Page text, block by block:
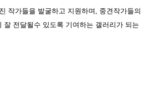
작가들을 발굴하고 지원하며, 중견작가들의
잘 전달될수 있도록 기여하는 갤러리가 되는